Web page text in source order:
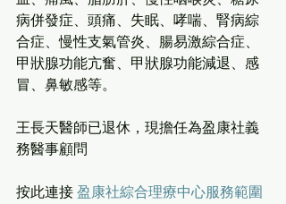
病併發症、頭痛、失眠、哮喘、腎病綜
合症、慢性支氣管炎、腸易激綜合症、
甲狀腺功能亢奮、甲狀腺功能減退、感
冒、鼻敏感等。
王長天醫師已退休，現擔任為盈康社義
務醫事顧問
按此連接 盈康社綜合理療中心服務範圍